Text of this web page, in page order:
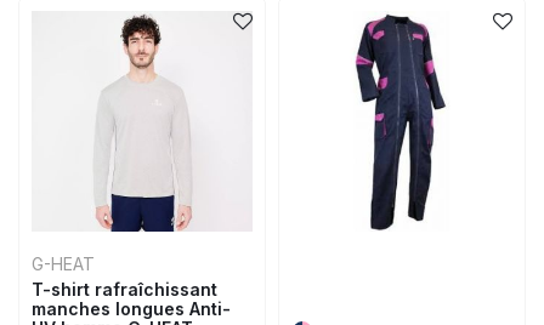
G-HEAT
T-shirt rafraîchissant
manches longues Anti-